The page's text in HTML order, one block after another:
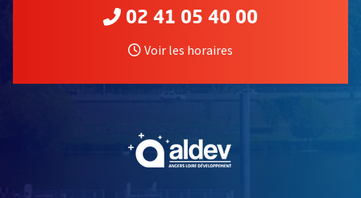
02 41 05 40 00
Voir les horaires